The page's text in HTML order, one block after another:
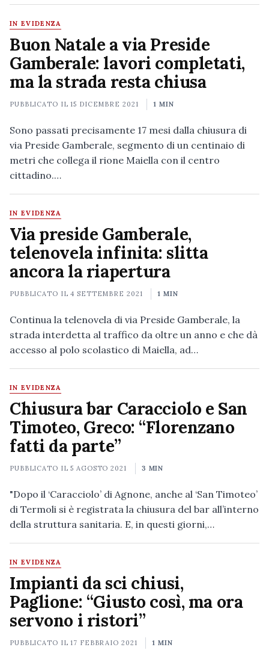
IN EVIDENZA
Buon Natale a via Preside
Gamberale: lavori completati,
ma la strada resta chiusa
PUBBLICATO IL15 DICEMBRE 2021 1 MIN
Sono passati precisamente 17 mesi dalla chiusura di
via Preside Gamberale, segmento di un centinaio di
metri che collega il rione Maiella con il centro
cittadino.…
IN EVIDENZA
Via preside Gamberale,
telenovela infinita: slitta
ancora la riapertura
PUBBLICATO IL4 SETTEMBRE 2021 1 MIN
Continua la telenovela di via Preside Gamberale, la
strada interdetta al traffico da oltre un anno e che dà
accesso al polo scolastico di Maiella, ad…
IN EVIDENZA
Chiusura bar Caracciolo e San
Timoteo, Greco: “Florenzano
fatti da parte”
PUBBLICATO IL5 AGOSTO 2021 3 MIN
"Dopo il ‘Caracciolo’ di Agnone, anche al ‘San Timoteo’
di Termoli si è registrata la chiusura del bar all’interno
della struttura sanitaria. E, in questi giorni,…
IN EVIDENZA
Impianti da sci chiusi,
Paglione: “Giusto così, ma ora
servono i ristori”
PUBBLICATO IL17 FEBBRAIO 2021 1 MIN